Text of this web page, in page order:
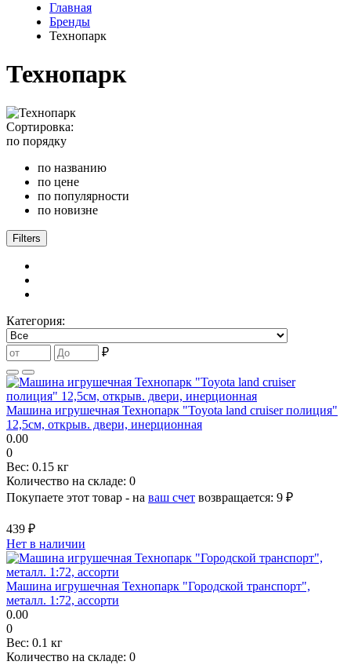
Главная
Бренды
Технопарк
Технопарк
Сортировка:
по порядку
по названию
по цене
по популярности
по новизне
Filters
Категория:
₽
Машина игрушечная Технопарк "Toyota land cruiser полиция"
12,5см, открыв. двери, инерционная
0.00
0
Вес: 0.15 кг
Количество на складе: 0
Покупаете этот товар - на ваш счет возвращается: 9 ₽
439 ₽
Нет в наличии
Машина игрушечная Технопарк "Городской транспорт",
металл. 1:72, ассорти
0.00
0
Вес: 0.1 кг
Количество на складе: 0